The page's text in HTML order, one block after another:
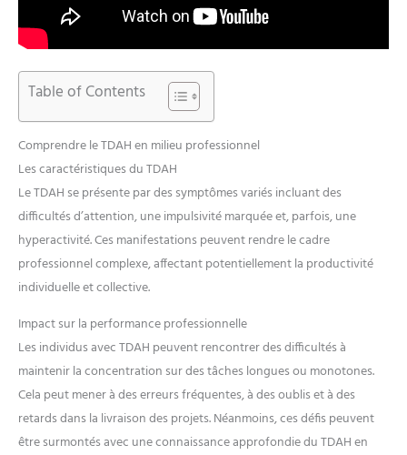
Table of Contents
Comprendre le TDAH en milieu professionnel
Les caractéristiques du TDAH
Le TDAH se présente par des symptômes variés incluant des
difficultés d’attention, une impulsivité marquée et, parfois, une
hyperactivité. Ces manifestations peuvent rendre le cadre
professionnel complexe, affectant potentiellement la productivité
individuelle et collective.
Impact sur la performance professionnelle
Les individus avec TDAH peuvent rencontrer des difficultés à
maintenir la concentration sur des tâches longues ou monotones.
Cela peut mener à des erreurs fréquentes, à des oublis et à des
retards dans la livraison des projets. Néanmoins, ces défis peuvent
être surmontés avec une connaissance approfondie du TDAH en